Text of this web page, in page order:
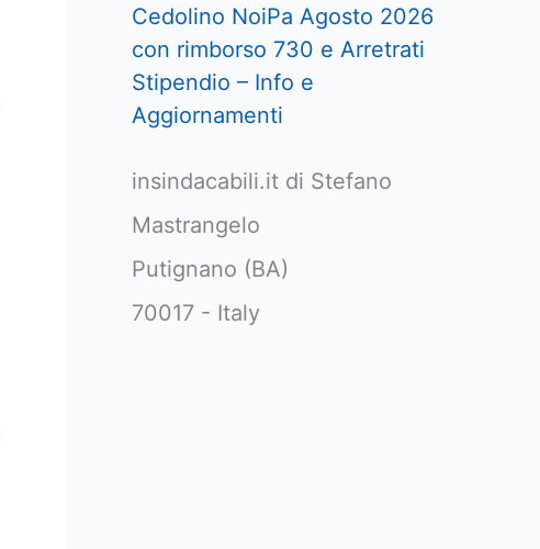
Cedolino NoiPa Agosto 2026
con rimborso 730 e Arretrati
Stipendio – Info e
Aggiornamenti
insindacabili.it di Stefano
Mastrangelo
Putignano (BA)
70017 - Italy